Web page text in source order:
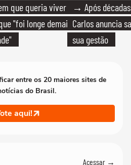
que queria viver
"foi longe demais
→ Após
Carlos anuncia
sua gestão
entre os 20 maiores sites de
do Brasil.
aqui!
Acessar →